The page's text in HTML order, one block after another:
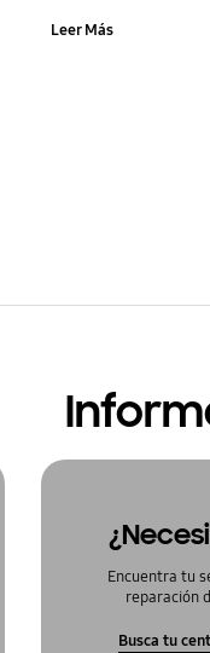
Leer Más
Encuentra tu
reparación
Busca tu